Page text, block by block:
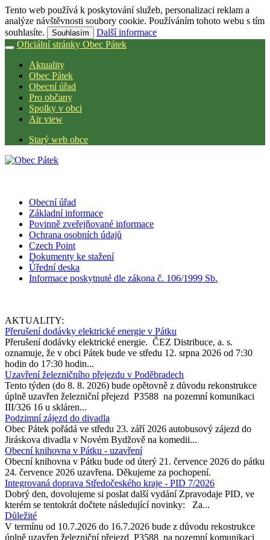
Tento web používá k poskytování služeb, personalizaci reklam a
analýze návštěvnosti soubory cookie. Používáním tohoto webu s tím
souhlasíte.
Souhlasím
Další informace
Oficiální stránky Obec Pátek
Aktuality
Obec Pátek
Obecní úřad
Pro občany
Spolky v obci
Air view
Starý web obce
Obecní úřad
Základní informace
Povinně zveřejňované informace
Ochrana osobních údajů
Czech Point
Dokumenty ke stažení
Úřední deska
Informace poskytnuté dle zákona č. 106/1999 Sb.
AKTUALITY:
Přerušení dodávky elektrické energie v Pátku
Přerušení dodávky elektrické energie. ČEZ Distribuce, a. s.
oznamuje, že v obci Pátek bude ve středu 12. srpna 2026 od 7:30
hodin do 17:30 hodin...
Uzavření železničního přejezdu v Poděbradech
Tento týden (do 8. 8. 2026) bude opětovně z důvodu rekonstrukce
úplně uzavřen železniční přejezd P3588 na pozemní komunikaci
III/326 16 u skláren...
Podzimní zájezd do divadla
Obec Pátek pořádá ve středu 23. září 2026 autobusový zájezd do
Jiráskova divadla v Novém Bydžově na komedii...
Obecní knihovna v Pátku - uzavření
Obecní knihovna v Pátku bude od úterý 21. července 2026 do pátku
24. července 2026 uzavřena. Děkujeme za pochopení.
Integrovaná doprava Středočeského kraje - PID 7/2026
Dobrý den, dovolujeme si poslat další vydání Zpravodaje PID, ve
kterém se tentokrát dočtete následující novinky: Za...
Důležité
V termínu od 10.7.2026 do 16.7.2026 bude z důvodu rekostrukce
úplně uzavřen železniční přejezd P3588 na pozemní komunikaci